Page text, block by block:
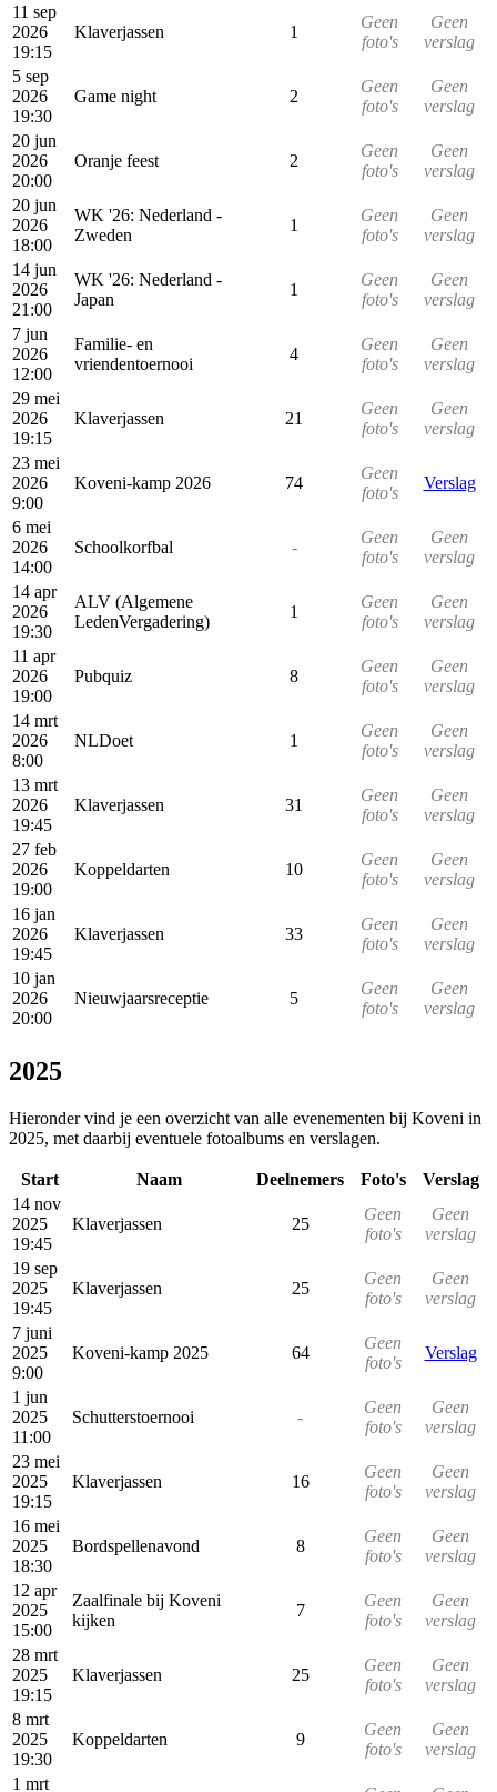
11 sep
2026
19:15
Klaverjassen 1
Geen
foto's
Geen
verslag
5 sep
2026
19:30
Game night 2
Geen
foto's
Geen
verslag
20 jun
2026
20:00
Oranje feest 2
Geen
foto's
Geen
verslag
20 jun
2026
18:00
WK '26: Nederland -
Zweden
1
Geen
foto's
Geen
verslag
14 jun
2026
21:00
WK '26: Nederland -
Japan
1
Geen
foto's
Geen
verslag
7 jun
2026
12:00
Familie- en
vriendentoernooi
4
Geen
foto's
Geen
verslag
29 mei
2026
19:15
Klaverjassen 21
Geen
foto's
Geen
verslag
23 mei
2026
9:00
Koveni-kamp 2026 74
Geen
foto's
Verslag
6 mei
2026
14:00
Schoolkorfbal -
Geen
foto's
Geen
verslag
14 apr
2026
19:30
ALV (Algemene
LedenVergadering)
1
Geen
foto's
Geen
verslag
11 apr
2026
19:00
Pubquiz 8
Geen
foto's
Geen
verslag
14 mrt
2026
8:00
NLDoet 1
Geen
foto's
Geen
verslag
13 mrt
2026
19:45
Klaverjassen 31
Geen
foto's
Geen
verslag
27 feb
2026
19:00
Koppeldarten 10
Geen
foto's
Geen
verslag
16 jan
2026
19:45
Klaverjassen 33
Geen
foto's
Geen
verslag
10 jan
2026
20:00
Nieuwjaarsreceptie 5
Geen
foto's
Geen
verslag
2025
Hieronder vind je een overzicht van alle evenementen bij Koveni in
2025, met daarbij eventuele fotoalbums en verslagen.
Start Naam Deelnemers Foto's
Verslag
14 nov
2025
19:45
Klaverjassen 25
Geen
foto's
Geen
verslag
19 sep
2025
19:45
Klaverjassen 25
Geen
foto's
Geen
verslag
7 juni
2025
9:00
Koveni-kamp 2025 64
Geen
foto's
Verslag
1 jun
2025
11:00
Schutterstoernooi -
Geen
foto's
Geen
verslag
23 mei
2025
19:15
Klaverjassen 16
Geen
foto's
Geen
verslag
16 mei
2025
18:30
Bordspellenavond 8
Geen
foto's
Geen
verslag
12 apr
2025
15:00
Zaalfinale bij Koveni
kijken
7
Geen
foto's
Geen
verslag
28 mrt
2025
19:15
Klaverjassen 25
Geen
foto's
Geen
verslag
8 mrt
2025
19:30
Koppeldarten 9
Geen
foto's
Geen
verslag
1 mrt